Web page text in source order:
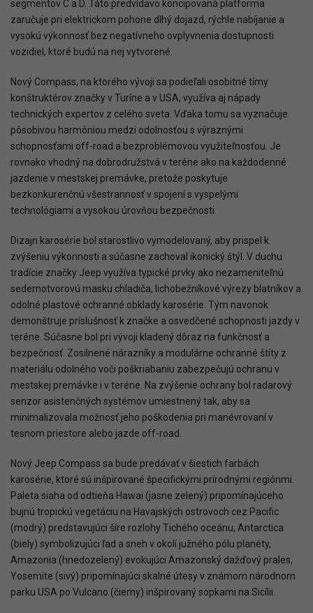
segmentov C a D. Táto predvídavo koncipovaná platforma
zaručuje pri elektrickom pohone dlhý dojazd, rýchle nabíjanie a
vysokú výkonnosť bez negatívneho ovplyvnenia dostupnosti
vozidiel, ktoré budú na nej vytvorené.
Nový Compass, na ktorého vývoji sa podieľali osobitné tímy
konštruktérov značky v Turíne a v USA, využíva aj nápady
technických expertov z celého sveta. Vďaka tomu sa vyznačuje
pôsobivou harmóniou medzi odolnosťou s výraznými
schopnosťami off-road a bezproblémovou využiteľnosťou. Je
rovnako vhodný na dobrodružstvá v teréne ako na každodenné
jazdenie v mestskej premávke, pretože poskytuje
bezkonkurenčnú všestrannosť v spojení s vyspelými
technológiami a vysokou úrovňou bezpečnosti.
Dizajn karosérie bol starostlivo vymodelovaný, aby prispel k
zvýšeniu výkonnosti a súčasne zachoval ikonický štýl. V duchu
tradície značky Jeep využíva typické prvky ako nezameniteľnú
sedemotvorovú masku chladiča, lichobežníkové výrezy blatníkov a
odolné plastové ochranné obklady karosérie. Tým navonok
demonštruje príslušnosť k značke a osvedčené schopnosti jazdy v
teréne. Súčasne bol pri vývoji kladený dôraz na funkčnosť a
bezpečnosť. Zosilnené nárazníky a modulárne ochranné štíty z
materiálu odolného voči poškriabaniu zabezpečujú ochranu v
mestskej premávke i v teréne. Na zvýšenie ochrany bol radarový
senzor asistenčných systémov umiestnený tak, aby sa
minimalizovala možnosť jeho poškodenia pri manévrovaní v
tesnom priestore alebo jazde off-road.
Nový Jeep Compass sa bude predávať v šiestich farbách
karosérie, ktoré sú inšpirované špecifickými prírodnými regiónmi.
Paleta siaha od odtieňa Hawai (jasne zelený) pripomínajúceho
bujnú tropickú vegetáciu na Havajských ostrovoch cez Pacific
(modrý) predstavujúci šíre rozlohy Tichého oceánu, Antarctica
(biely) symbolizujúci ľad a sneh v okolí južného pólu planéty,
Amazonia (hnedozelený) evokujúci Amazonský dažďový prales,
Yosemite (sivý) pripomínajúci skalné útesy v známom národnom
parku USA po Vulcano (čierny) inšpirovaný sopkami na Sicílii.